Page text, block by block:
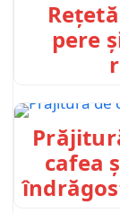
pere
cafea